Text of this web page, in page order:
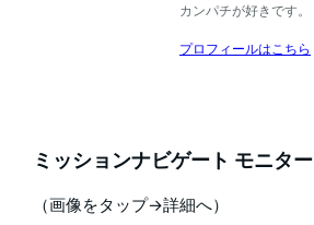
カンパチが好きです。
プロフィールはこちら
ミッションナビゲート モニター
（画像をタップ→詳細へ）